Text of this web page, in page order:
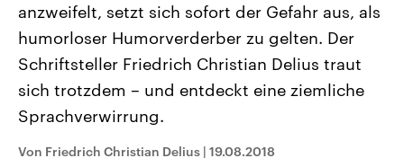
Landtagswahl Sachsen-Anhalt
2026
Alle Informationen
Sachsen-Anhalt wählt am 6.
September 2026 einen neuen
Landtag. Seit 2021 wird das
Bundesland von einer Koalition aus
CDU, SPD und FDP regiert.-
Umfragen, Prognosen,
Wahlprogramme, aktuelle Berichte
Aktuelle Beiträge,
Hintergründe
Wirtschaftlich und
gehören die Vereinigten
den mächtigsten Ländern
anzweifelt, setzt sich sofort der Gefahr aus, als
humorloser Humorverderber zu gelten. Der
Schriftsteller Friedrich Christian Delius traut
sich trotzdem – und entdeckt eine ziemliche
Sprachverwirrung.
Von Friedrich Christian Delius | 19.08.2018